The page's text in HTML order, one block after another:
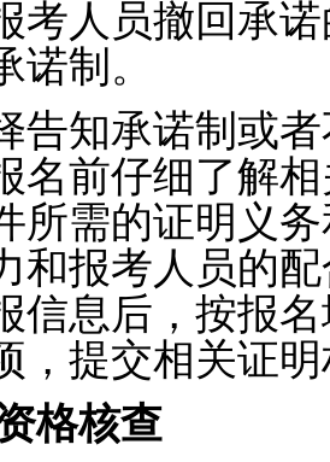
考人员撤回承
诺制。
告知承诺制或
名前仔细了解
所需的证明义
和报考人员的
信息后，按报
，提交相关证
格核查